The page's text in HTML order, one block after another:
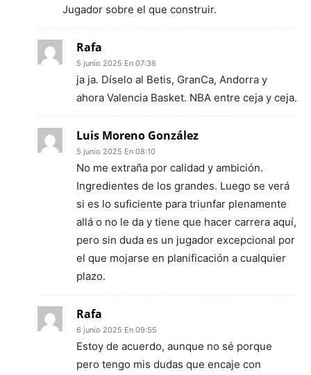
Jugador sobre el que construir.
Rafa
5 junio 2025 En 07:36
ja ja. Díselo al Betis, GranCa, Andorra y
ahora Valencia Basket. NBA entre ceja y ceja.
Luis Moreno González
5 junio 2025 En 08:10
No me extraña por calidad y ambición.
Ingredientes de los grandes. Luego se verá
si es lo suficiente para triunfar plenamente
allá o no le da y tiene que hacer carrera aquí,
pero sin duda es un jugador excepcional por
el que mojarse en planificación a cualquier
plazo.
Rafa
6 junio 2025 En 09:55
Estoy de acuerdo, aunque no sé porque
pero tengo mis dudas que encaje con